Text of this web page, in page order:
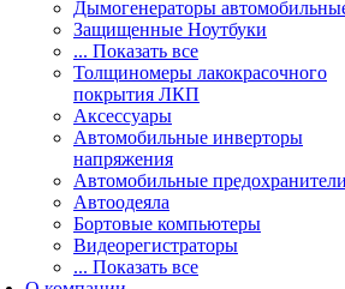
Дымогенераторы
Защищенные Ноутбуки
... Показать все
Толщиномеры лакокрасочного
покрытия ЛКП
Аксессуары
Автомобильные инверторы
напряжения
Автомобильные
Автоодеяла
Бортовые компьютеры
Видеорегистраторы
... Показать все